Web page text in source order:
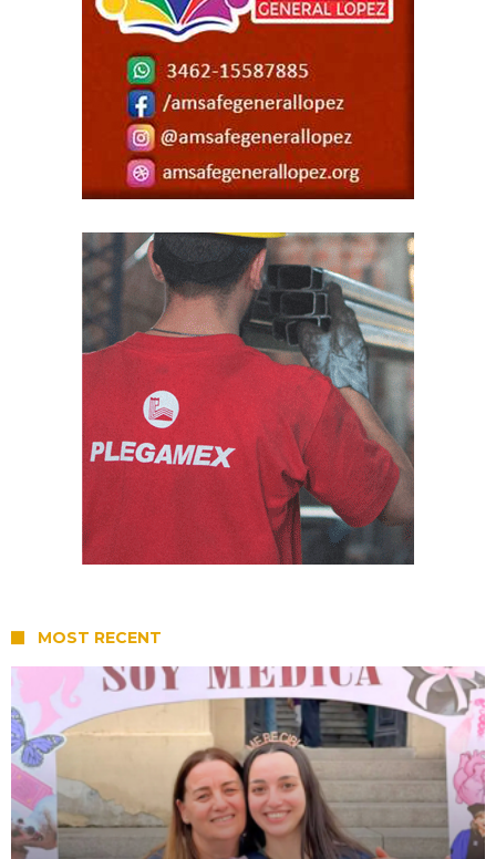
MOST RECENT